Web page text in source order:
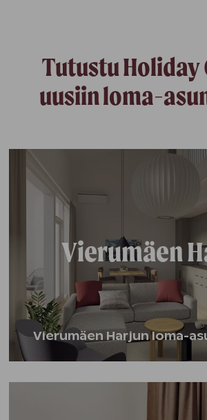
Tutustu Holiday
uusiin loma-
Vierumäen
Vierumäen Harjun loma-